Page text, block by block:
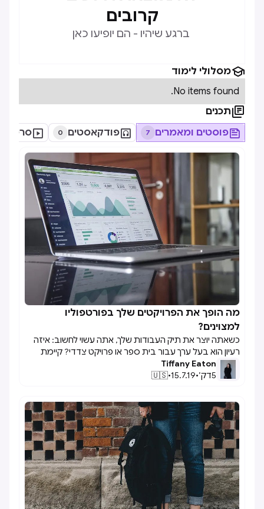
קרובים
ברגע שיהיו - הם יופיעו כאן
מסלולי לימוד
No items found.
תכנים
פוסטים ומאמרים 7
פודקאסטים 0


מה הופך את הפרויקטים שלך בפורטפוליו
למצוינים?
כשאתה יוצר את תיק העבודות שלך, אתה עשוי לחשוב: איזה
רעיון הוא בעל ערך עבור בית ספר או פרויקט צדדי? קיימת
תפיסה שגויה שרעיונות מסוימים יביאו לפרויקטים גדולים.
למעשה, לפרויקט פורטפוליו עיצוב טוב יש חמישה מרכיבים
Tiffany Eaton
5דק׳•
15.7.19
•
🇺🇸